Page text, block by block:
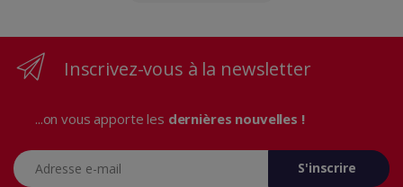
Inscrivez-vous à la newsletter
...on vous apporte les dernières nouvelles !
Adresse e-mail
S'inscrire